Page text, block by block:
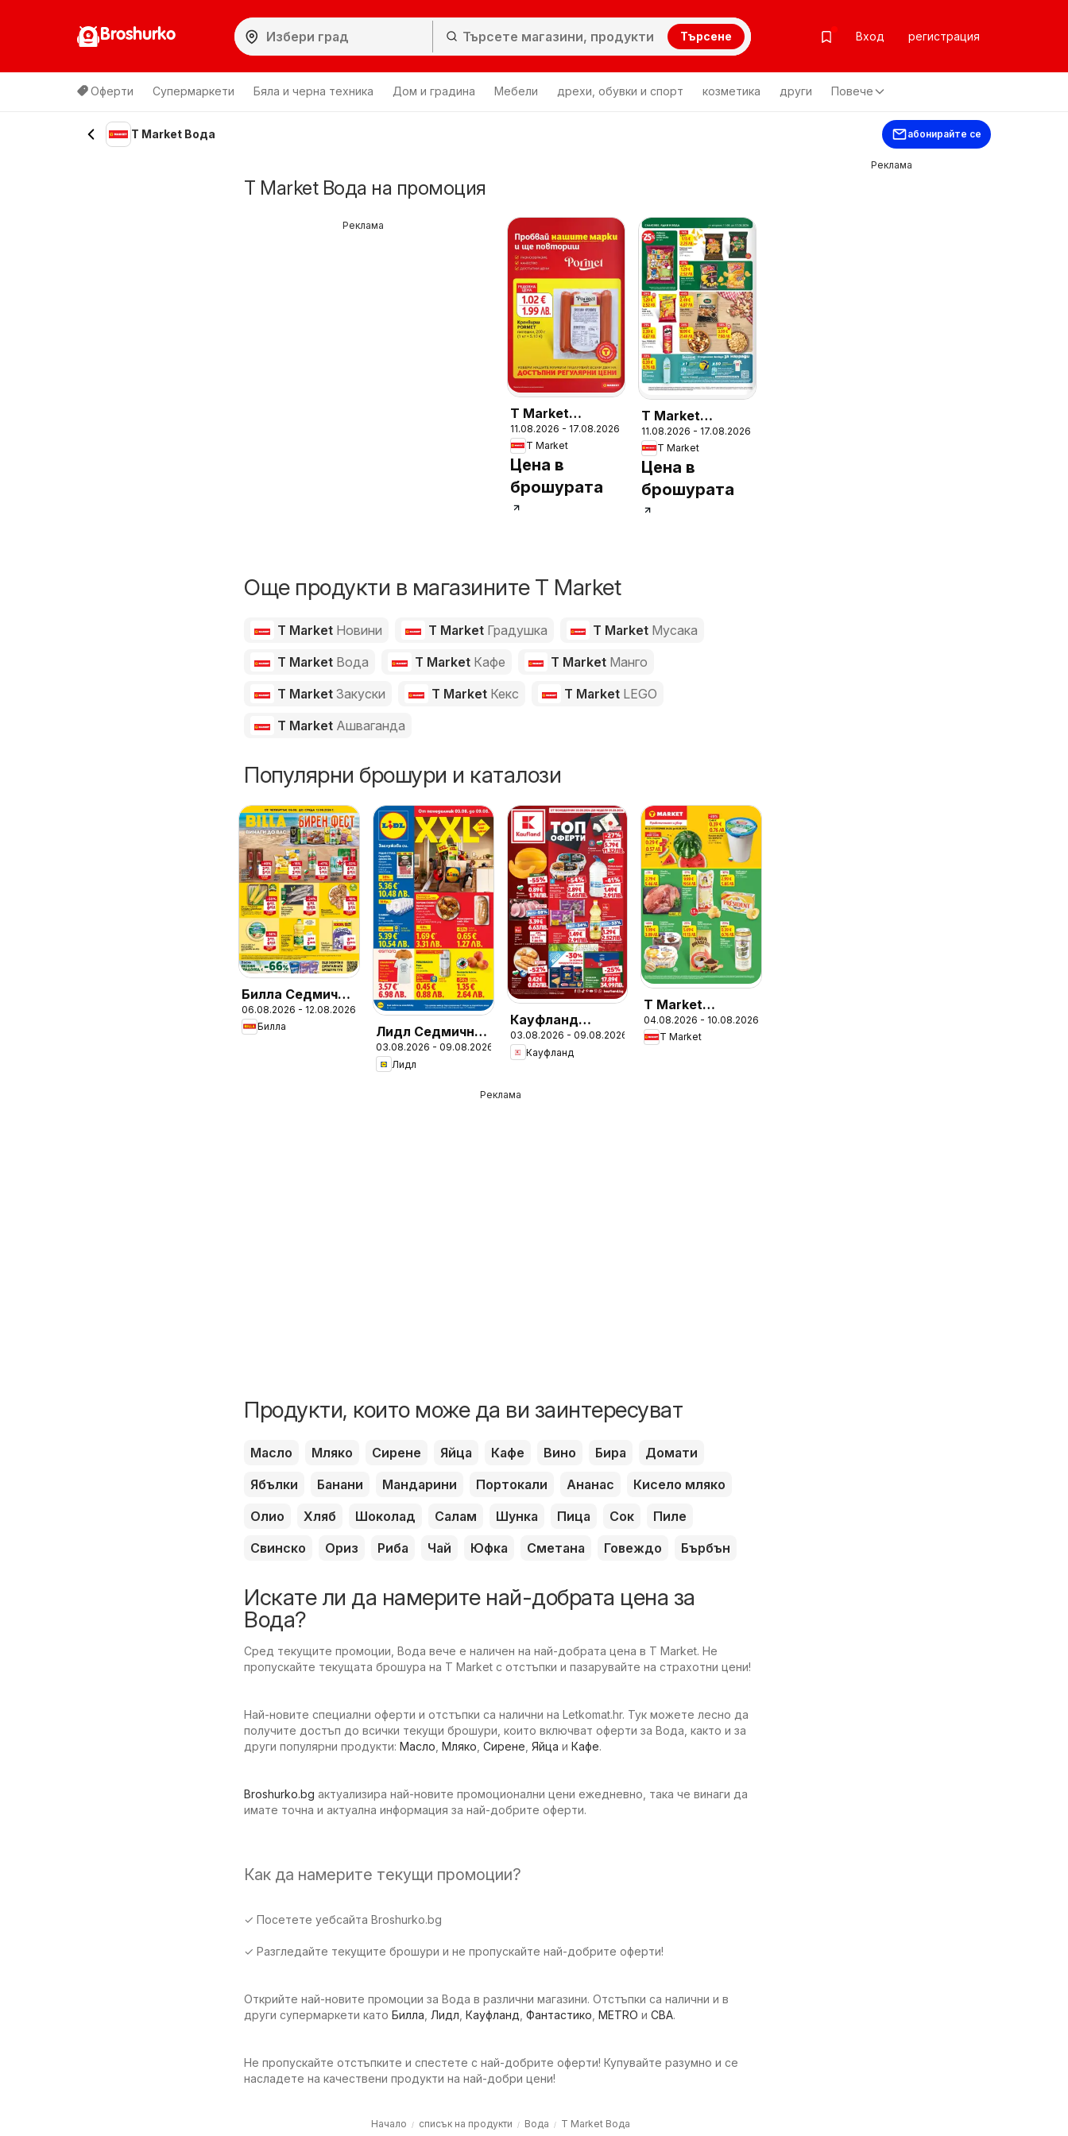
Broshurko Търсене Вход регистрация
Оферти Супермаркети Бяла и черна техника Дом и градина Мебели дрехи, обувки и спорт козметика други Повече
T Market Вода абонирайте се
T Market Вода на промоция
Реклама
T Market
Седмична
брошура
11.08.2026 - 17.08.2026
T Market
Цена в
брошурата
T Market
Седмична
брошура
11.08.2026 - 17.08.2026
T Market
Цена в
брошурата
Още продукти в магазините T Market
T Market Новини T Market Градушка T Market Мусака
T Market Вода T Market Кафе T Market Манго
T Market Закуски T Market Кекс T Market LEGO
T Market Ашваганда
Популярни брошури и каталози
Билла Седмична
брошура
06.08.2026 - 12.08.2026
Билла
Лидл Седмична
брошура
03.08.2026 - 09.08.2026
Лидл
Кауфланд
Седмична
брошура
03.08.2026 - 09.08.2026
Кауфланд
T Market
Седмична
брошура
04.08.2026 - 10.08.2026
T Market
Реклама
Продукти, които може да ви заинтересуват
Масло Мляко Сирене Яйца Кафе Вино Бира
Домати
Ябълки
Банани Мандарини Портокали Ананас
Кисело мляко
Олио
Хляб Шоколад Салам Шунка Пица Сок
Пиле
Свинско
Ориз Риба Чай Юфка Сметана Говеждо Бърбън
Искате ли да намерите най-добрата цена за
Вода?
Сред текущите промоции, Вода вече е наличен на най-добрата цена в T Market. Не
пропускайте текущата брошура на T Market с отстъпки и пазарувайте на страхотни цени!
Най-новите специални оферти и отстъпки са налични на Letkomat.hr. Тук можете лесно да
получите достъп до всички текущи брошури, които включват оферти за Вода, както и за
други популярни продукти: Масло, Мляко, Сирене, Яйца и Кафе.
Broshurko.bg актуализира най-новите промоционални цени ежедневно, така че винаги да
имате точна и актуална информация за най-добрите оферти.
Как да намерите текущи промоции?
✓ Посетете уебсайта Broshurko.bg
✓ Разгледайте текущите брошури и не пропускайте най-добрите оферти!
Открийте най-новите промоции за Вода в различни магазини. Отстъпки са налични и в
други супермаркети като Билла, Лидл, Кауфланд, Фантастико, METRO и CBA.
Не пропускайте отстъпките и спестете с най-добрите оферти! Купувайте разумно и се
насладете на качествени продукти на най-добри цени!
Начало списък на продукти Вода T Market Вода
Реклама